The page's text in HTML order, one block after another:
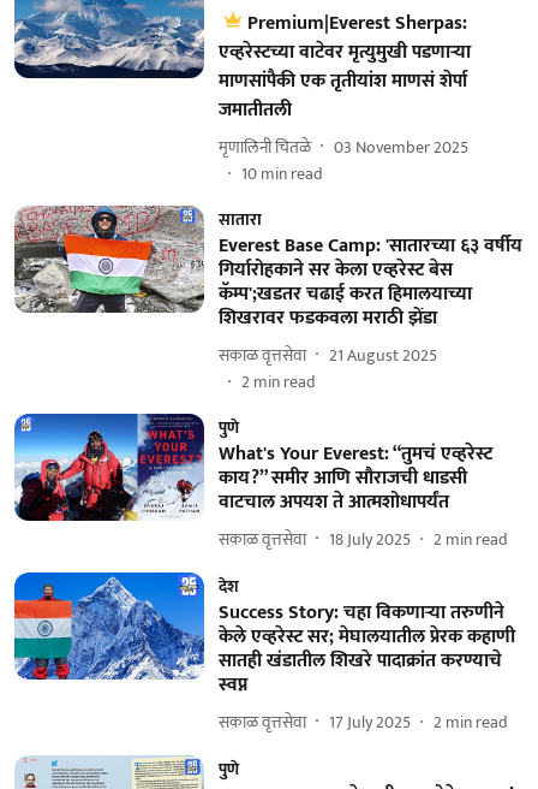
Premium|Everest Sherpas:
एव्हरेस्टच्या वाटेवर मृत्युमुखी पडणाऱ्या
माणसांपैकी एक तृतीयांश माणसं शेर्पा
जमातीतली
मृणालिनी चितळे
03 November 2025
10min read
सातारा
Everest Base Camp: 'सातारच्या ६३ वर्षीय
गिर्यारोहकाने सर केला एव्हरेस्ट बेस
कॅम्प';खडतर चढाई करत हिमालयाच्या
शिखरावर फडकवला मराठी झेंडा
सकाळ वृत्तसेवा
21 August 2025
2min read
पुणे
What's Your Everest: “तुमचं एव्हरेस्ट
काय?” समीर आणि सौराजची धाडसी
वाटचाल अपयश ते आत्मशोधापर्यंत
सकाळ वृत्तसेवा 18 July 2025 2min read
देश
Success Story: चहा विकणाऱ्या तरुणीने
केले एव्हरेस्ट सर; मेघालयातील प्रेरक कहाणी
सातही खंडातील शिखरे पादाक्रांत करण्याचे
स्वप्न
सकाळ वृत्तसेवा 17 July 2025 2min read
पुणे